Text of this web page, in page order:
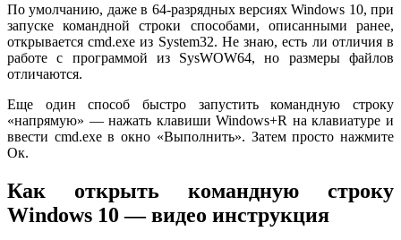
По умолчанию, даже в 64-разрядных версиях Windows 10, при
запуске командной строки способами, описанными ранее,
открывается cmd.exe из System32. Не знаю, есть ли отличия в
работе с программой из SysWOW64, но размеры файлов
отличаются.
Еще один способ быстро запустить командную строку
«напрямую» — нажать клавиши Windows+R на клавиатуре и
ввести cmd.exe в окно «Выполнить». Затем просто нажмите
Ок.
Как открыть командную строку
Windows 10 — видео инструкция